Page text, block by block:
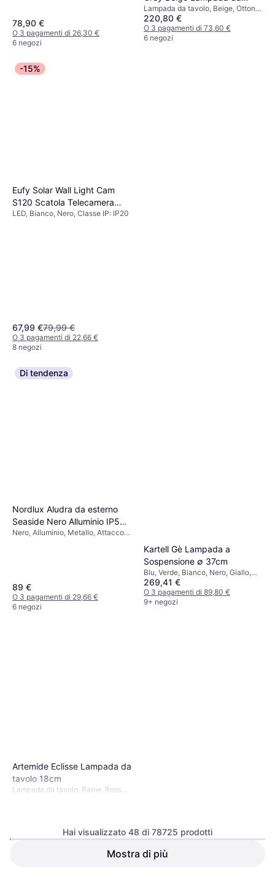
78,90 €
O 3 pagamenti di 26,30 €
6 negozi
tavolo 50cm
Lampada da tavolo, Beige, Ottone,
Metallo, Classe IP: IP20, Attacco
Lampada: E27
220,80 €
O 3 pagamenti di 73,60 €
6 negozi
-15%
Eufy Solar Wall Light Cam
S120 Scatola Telecamera
2304 x 1296 Pixel Parete
LED, Bianco, Nero, Classe IP: IP20
67,99 €79,99 €
O 3 pagamenti di 22,66 €
8 negozi
Di tendenza
Nordlux Aludra da esterno
Seaside Nero Alluminio IP54
E27 Applique
Nero, Alluminio, Metallo, Attacco
89 €
O 3 pagamenti di 29,66 €
6 negozi
Kartell Gè Lampada a
Sospensione ∅ 37cm
Blu, Verde, Bianco, Nero, Giallo,
Argento, Rosa, Classe IP: IP20,
Attacco Lampada: E27
269,41 €
O 3 pagamenti di 89,80 €
9+ negozi
Artemide Eclisse Lampada da
tavolo 18cm
Lampada da tavolo, Rame, Rosso,
IP20, Attacco Lampada: E14
Philips Hue Signe Gradient
Hai visualizzato 48 di 78725 prodotti
Mostra di più